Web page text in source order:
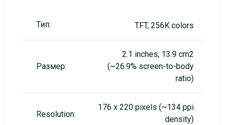
Тип: TFT, 256K colors
Размер:
2.1 inches, 13.9 cm2
(~26.9% screen-to-body
ratio)
Resolution:
176 x 220 pixels (~134 ppi
density)